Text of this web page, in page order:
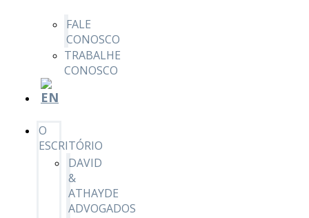
FALE
CONOSCO
TRABALHE
CONOSCO
O
ESCRITÓRIO
DAVID
&
ATHAYDE
ADVOGADOS